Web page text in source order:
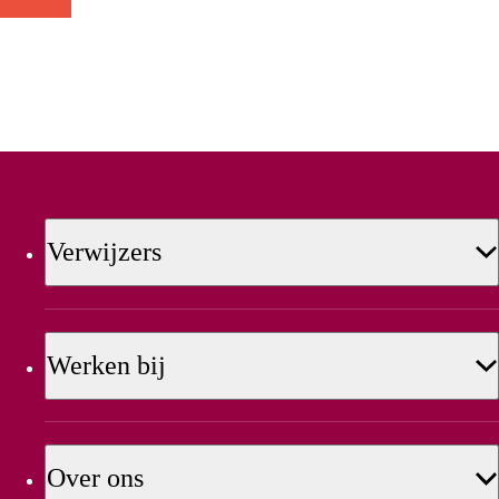
Verwijzers
Werken bij
Over ons